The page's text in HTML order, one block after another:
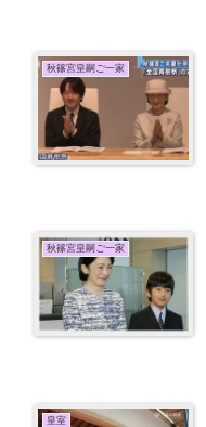
秋篠宮皇嗣ご一家
秋篠宮皇嗣ご一家
皇室